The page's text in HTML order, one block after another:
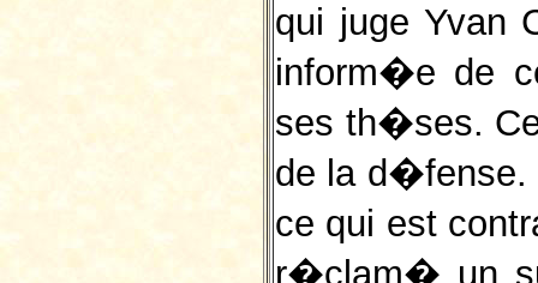
qui juge
inform�e de
ses th�ses.
de la
ce qui est
r�clam� un